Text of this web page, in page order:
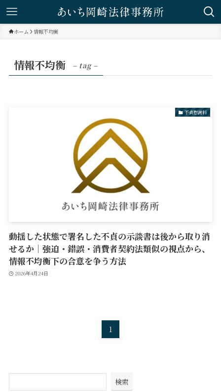
ホーム 情報不均衡
情報不均衡 – tag –
不貞慰謝料
動揺した状態で署名した不貞の示談書は後から取り消
せるか｜強迫・錯誤・消費者契約法類似の視点から、
情報不均衡下の合意を争う方法
2026年4月24日
1
検索